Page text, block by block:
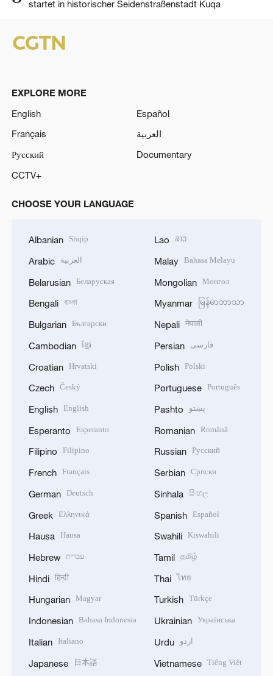
EXPLORE MORE
English
Español
Français
العربية
Русский
Documentary
CCTV+
CHOOSE YOUR LANGUAGE
Albanian Shqip
Arabic العربية
Belarusian Беларуская
Bengali বাংলা
Bulgarian Български
Cambodian ខ្មែរ
Croatian Hrvatski
Czech Český
English English
Esperanto Esperanto
Filipino Filipino
French Français
German Deutsch
Greek Ελληνικά
Hausa Hausa
Hebrew עברית
Hindi हिन्दी
Hungarian Magyar
Indonesian Bahasa Indonesia
Italian Italiano
Japanese 日本語
Lao ລາວ
Malay Bahasa Melayu
Mongolian Монгол
Myanmar မြန်မာဘာသာ
Nepali नेपाली
Persian فارسی
Polish Polski
Portuguese Português
Pashto پښتو
Romanian Română
Russian Русский
Serbian Српски
Sinhala සිංහල
Spanish Español
Swahili Kiswahili
Tamil தமிழ்
Thai ไทย
Turkish Türkçe
Ukrainian Українська
Urdu اردو
Vietnamese Tiếng Việt